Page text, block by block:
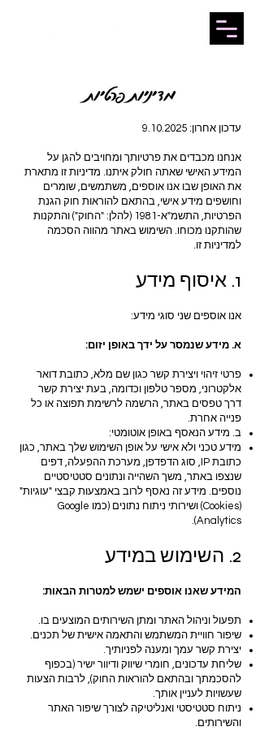
מדיניות פרטיות
עדכון אחרון: 9.10.2025
אנחנו מכבדים את פרטיותך ומחויבים להגן על
המידע האישי שאתה חולק איתנו. מדיניות זו מתארת
את האופן שבו אנו אוספים, משתמשים, שומרים
וחושפים מידע אישי, בהתאם להוראות חוק הגנת
הפרטיות, התשמ"א-1981 (להלן: "החוק") והתקנות
שהותקנו מכוחו. השימוש באתר מהווה הסכמה
למדיניות זו.
1. איסוף מידע
אנו אוספים שני סוגי מידע:
א. מידע שנמסר על ידך באופן יזום:
פרטי זיהוי ויצירת קשר כגון שם מלא, כתובת דואר
אלקטרוני, מספר טלפון וכדומה, בעת יצירת קשר
דרך טפסים באתר, הרשמה לרשימת תפוצה או כל
פנייה אחרת.
ב. מידע הנאסף באופן אוטומטי:
מידע טכני ולא אישי על אופן השימוש שלך באתר, כגון
כתובת IP, סוג הדפדפן, מערכת ההפעלה, דפים
שנצפו באתר, משך השהייה ונתונים סטטיסטיים
נוספים. מידע זה נאסף לרוב באמצעות קבצי "עוגיות"
(Cookies) ושירותי ניתוח נתונים (כמו Google
Analytics).
2. השימוש במידע
המידע שאנו אוספים ישמש למטרות הבאות:
תפעול וניהול האתר ומתן השירותים המוצעים בו.
שיפור חוויית המשתמש והתאמה אישית של תכנים.
יצירת קשר עמך ומענה לפניותיך.
שליחת עדכונים, חומרי שיווק ודיוור ישיר (בכפוף
להסכמתך ובהתאם להוראות החוק), לרבות הצעות
שעשויות לעניין אותך.
ניתוח סטטיסטי ואנליטיקה לצורך שיפור האתר
והשירותים.